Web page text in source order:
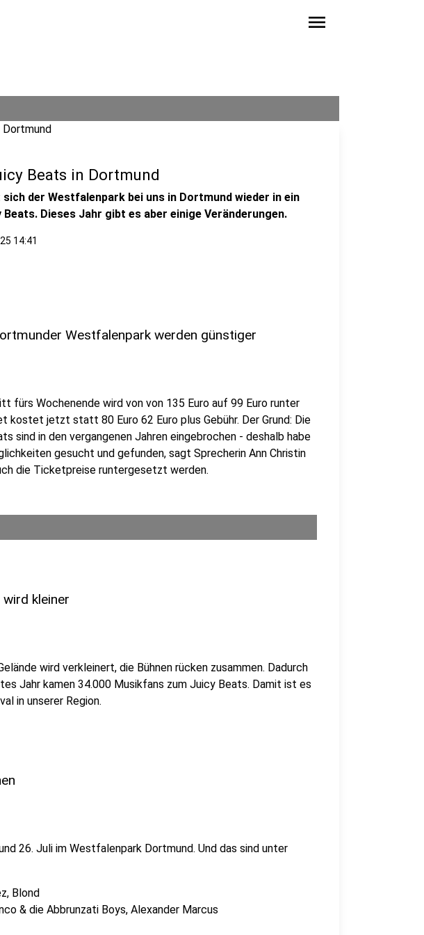
menu
Beats in Dortmund
der Westfalenpark bei uns in Dortmund wieder in ein
Beats. Dieses Jahr gibt es aber einige Veränderungen.
14:41
Westfalenpark werden günstiger
fürs Wochenende wird von von 135 Euro auf 99 Euro runter
kostet jetzt statt 80 Euro 62 Euro plus Gebühr. Der Grund: Die
sind in den vergangenen Jahren eingebrochen - deshalb habe
gesucht und gefunden, sagt Sprecherin Ann Christin
die Ticketpreise runtergesetzt werden.
kleiner
wird verkleinert, die Bühnen rücken zusammen. Dadurch
Jahr kamen 34.000 Musikfans zum Juicy Beats. Damit ist es
in unserer Region.
26. Juli im Westfalenpark Dortmund. Und das sind unter
Blond
& die Abbrunzati Boys, Alexander Marcus